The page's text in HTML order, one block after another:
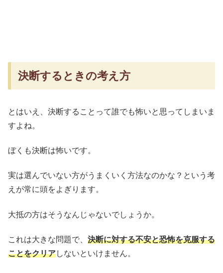
決断するときの考え方
とはいえ、決断することって誰でも怖いと思ってしまいま
すよね。
ぼくも決断は怖いです。
実は選んでいない方がうまくいく方法なのかな？という考
えが常に頭をよぎります。
大抵の方はそうなんじゃないでしょうか。
これは大きな問題で、 決断に対する不安と恐怖を克服する
ことをクリアしないといけません。